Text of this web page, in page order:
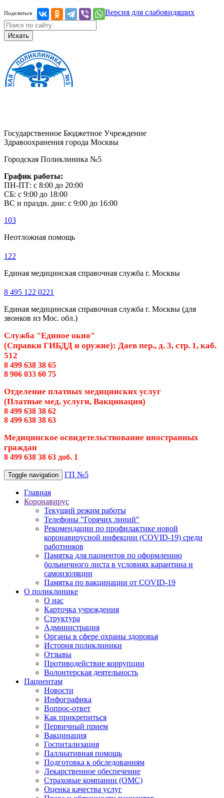
Поделиться Версия для слабовидящих
Искать
Государственное Бюджетное Учреждение
Здравоохранения города Москвы
Городская Поликлиника №5
График работы:
ПН-ПТ: с 8:00 до 20:00
СБ: с 9:00 до 18:00
ВС и праздн. дни: с 9:00 до 16:00
103
Неотложная помощь
122
Единая медицинская справочная служба г. Москвы
8 495 122 0221
Единая медицинская справочная служба г. Москвы (для
звонков из Мос. обл.)
Служба "Единое окно"
(Справки ГИБДД и оружие): Даев пер., д. 3, стр. 1, каб.
512
8 499 638 38 65
8 906 033 60 75
Отделение платных медицинских услуг
(Платные мед. услуги, Вакцинация)
8 499 638 38 62
8 499 638 38 63
Медицинское освидетельствование иностранных
граждан
8 499 638 38 63 доб. 1
Toggle navigation ГП №5
Главная
Коронавирус
Текущий режим работы
Телефоны "Горячих линий"
Рекомендации по профилактике новой
коронавирусной инфекции (COVID-19) среди
работников
Памятка для пациентов по оформлению
больничного листа в условиях карантина и
самоизоляции
Памятка по вакцинации от COVID-19
О поликлинике
О нас
Карточка учреждения
Структура
Администрация
Органы в сфере охраны здоровья
История поликлиники
Отзывы
Противодействие коррупции
Волонтерская деятельность
Пациентам
Новости
Инфографика
Вопрос-ответ
Как прикрепиться
Первичный прием
Вакцинация
Госпитализация
Паллиативная помощь
Подготовка к обследованиям
Лекарственное обеспечение
Страховые компании (ОМС)
Оценка качества услуг